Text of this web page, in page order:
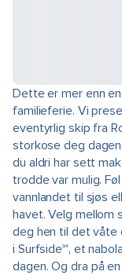
Dette er mer enn
familieferie. Vi
eventyrlig skip fra
storkose deg
du aldri har sett
trodde var mulig.
vannlandet til sjøs
havet. Velg mellom
deg hen til det våte
i Surfside℠, et
dagen. Og dra på